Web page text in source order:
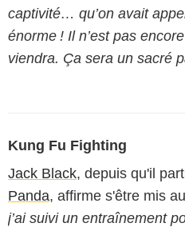
captivité… qu’on avait
énorme ! Il n’est pas
viendra. Ça sera un sacré
Kung Fu Fighting
Jack Black, depuis qu'il
Panda, affirme s'être mis
j’ai suivi un entraînement